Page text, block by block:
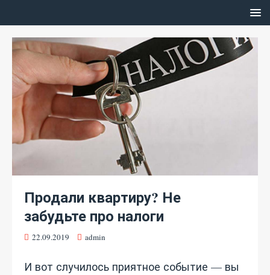
Продали квартиру? Не
забудьте про налоги
22.09.2019 admin
И вот случилось приятное событие — вы